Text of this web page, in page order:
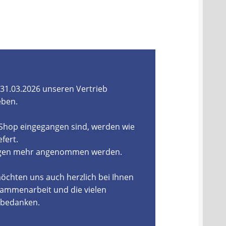
unseren Vertrieb
eingegangen sind, werden wie
mehr angenommen werden.
uns auch herzlich bei Ihnen
und die vielen